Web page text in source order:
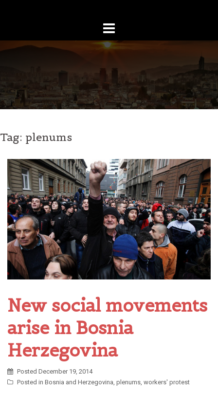
Tag: plenums
New social movements
arise in Bosnia
Herzegovina
Posted December 19, 2014
Posted in Bosnia and Herzegovina, plenums, workers' protest